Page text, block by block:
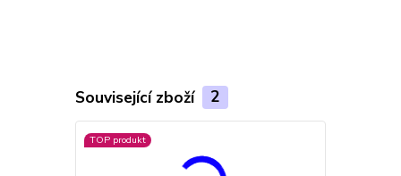
Související zboží 2
TOP produkt